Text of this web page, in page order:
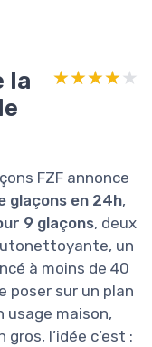
la
★★★★★
★★★★★
FZF annonce
glaçons en 24h,
9 glaçons, deux
un
à moins de 40
poser sur un plan
usage maison,
l’idée c’est :